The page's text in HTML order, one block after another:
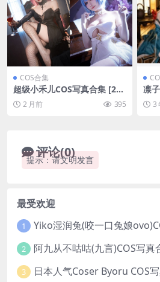
COS合集
超级小禾儿COS写真合集 [21
套][持续更新]
2 月前 395
凛
[持3
评论(0)
提示：请文明发言
最受欢迎
1
2 阿九从不咕咕(九言)COS写
3